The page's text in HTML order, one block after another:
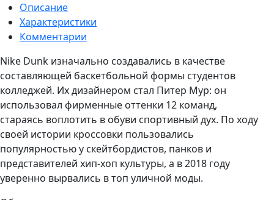
Описание
Характеристики
Комментарии
Nike Dunk изначально создавались в качестве
составляющей баскетбольной формы студентов
колледжей. Их дизайнером стал Питер Мур: он
использовал фирменные оттенки 12 команд,
стараясь воплотить в обуви спортивный дух. По ходу
своей истории кроссовки пользовались
популярностью у скейтбордистов, панков и
представителей хип-хоп культуры, а в 2018 году
уверенно вырвались в топ уличной моды.